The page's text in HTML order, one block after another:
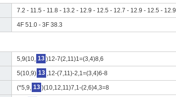
7.2 - 11.5 - 11.8 - 13.2 - 12.9 - 12.5 - 12.7 - 12.9 - 12.5 - 12.9
4F 51.0 - 3F 38.3
5,9(10, 13 )12-7(2,11)1=(3,4)8,6
5(10,9) 13 ,12-(7,11)-2,1=(3,4)6-8
(*5,9, 13 )(10,12,11)7,1-(2,6)4,3=8